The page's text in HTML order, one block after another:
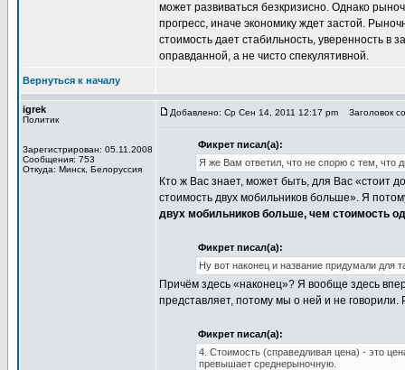
может развиваться безкризисно. Однако
прогресс, иначе экономику ждет застой.
стоимость дает стабильность, уверенность
оправданной, а не чисто спекулятивной.
Вернуться к началу
igrek
Политик
Зарегистрирован: 05.11.2008
Сообщения: 753
Откуда: Минск, Белоруссия
Добавлено: Ср Сен 14, 2011 12:17 pm Заголовок
Фикрет писал(а):
Я же Вам ответил, что не спорю с тем, что
Кто ж Вас знает, может быть, для Вас «стоит
стоимость двух мобильников больше». Я
двух мобильников больше, чем стоимость
Фикрет писал(а):
Ну вот наконец и название придумали для
Причём здесь «наконец»? Я вообще здесь
представляет, потому мы о ней и не
Фикрет писал(а):
4. Стоимость (справедливая цена) - это
превышает среднерыночную.